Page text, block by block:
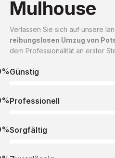
Mulhouse
Verlassen Sie sich auf unsere
reibungslosen Umzug von
dem Professionalität an erster
Günstig
Professionell
Sorgfältig